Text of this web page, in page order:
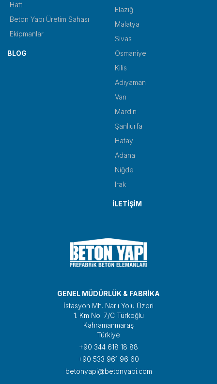
Hattı
Beton Yapı Üretim Sahası
Ekipmanlar
BLOG
Elazığ
Malatya
Sivas
Osmaniye
Kilis
Adıyaman
Van
Mardin
Şanlıurfa
Hatay
Adana
Niğde
Irak
İLETİŞİM
GENEL MÜDÜRLÜK & FABRİKA
İstasyon Mh. Narlı Yolu Üzeri
1. Km No: 7/C Türkoğlu
Kahramanmaraş
Türkiye
+90 344 618 18 88
+90 533 961 96 60
betonyapi@betonyapi.com